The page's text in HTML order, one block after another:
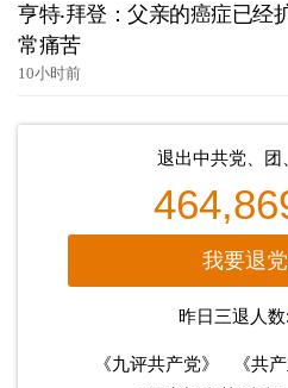
亨特‧拜登：父亲的癌症已经
常痛苦
10小时前
退出中共党、团
我要退
昨日三退人数:
《九评共产党》
《共